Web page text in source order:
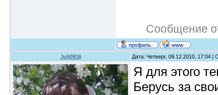
Сообщение
Juli0916 Дата: Четверг, 09.12.2010, 17:04
Я для этого
Берусь за